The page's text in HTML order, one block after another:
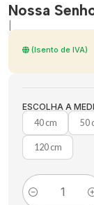
Nossa
(Isento de IVA)
ESCOLHA A
40 cm
50
120 cm
Quantidade